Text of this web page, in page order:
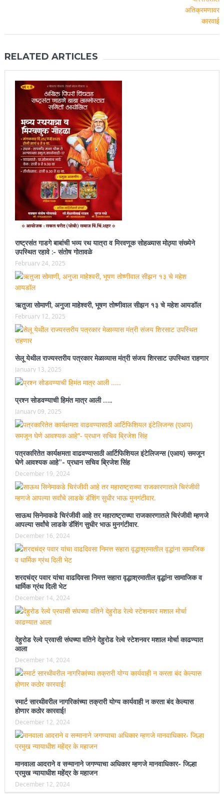
RELATED ARTICLES
राष्ट्रसंत गाडगे बाबांची भव्य रथ यात्रा व मिरवणूक सोहळ्यास मोठ्या संख्येने
उपस्थित रहावे :- संतोष गोतावळे
February 24, 2025
ऋतुजा सोमाणी, अनुजा माहेश्वरी, भूषण तोष्णीवाल सीझन १३ चे महेश आयडॉल
February 12, 2025
सेलू येथील राज्यस्तरीय पत्रकार मेळाव्यास मंत्री संजय शिरसाट उपस्थित राहणार
January 13, 2025
प्रश्न सोडवण्याची हिमंत मात्र आली …..
January 09, 2025
पत्रकारितेत कार्यक्षमता वाढवण्यासाठी आर्टिफिशियल इंटेलिजन्स (एआय) समजून
घेणे आवश्यक आहे”- प्रधान सचिव ब्रिजेश सिंह
December 19, 2024
साऊथ सिनेमाकडे चिरंजीवी आहे तर महाराष्ट्राच्या राजकारणातले चिरंजीवी म्हणजे
आपल्या सर्वांचे लाडके डॅशिंग सुधीर भाऊ मुनगंटीवार.
December 16, 2024
शरदचंद्र पवार यांचा वाढदिवसा निमत्त सहारा वृद्धाश्रमातील वृद्धांना सामाजिक व
धार्मिक ग्रंथ दिली भेट
December 14, 2024
देहुरोड रेल्वे प्रवासी संघच्या वतिने देहुरोड रेल्वे स्टेशनवर मशाल मोर्चा काढण्यात
आला
December 14, 2024
स्मार्ट सारथीवरील नागरिकांच्या तक्रारी योग्य कार्यवाही न करता बंद केल्यास
होणार कठोर कारवाई!
December 12, 2024
मानवाला आदराने व सन्मानाने जगण्याचा अधिकार म्हणजे मानवाधिकार- जिल्हा
प्रमुख न्यायाधीश महेंद्र के महाजन
December 12, 2024